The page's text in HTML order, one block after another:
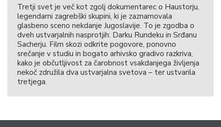
Tretji svet je več kot zgolj dokumentarec o Haustorju,
legendarni zagrebški skupini, ki je zaznamovala
glasbeno sceno nekdanje Jugoslavije. To je zgodba o
dveh ustvarjalnih nasprotjih: Darku Rundeku in Srđanu
Sacherju. Film skozi odkrite pogovore, ponovno
srečanje v studiu in bogato arhivsko gradivo razkriva,
kako je občutljivost za čarobnost vsakdanjega življenja
nekoč združila dva ustvarjalna svetova – ter ustvarila
tretjega.